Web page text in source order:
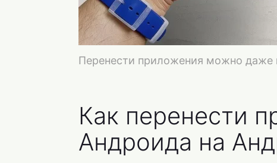
Перенести приложения можно даже
Как перенести
Андроида на